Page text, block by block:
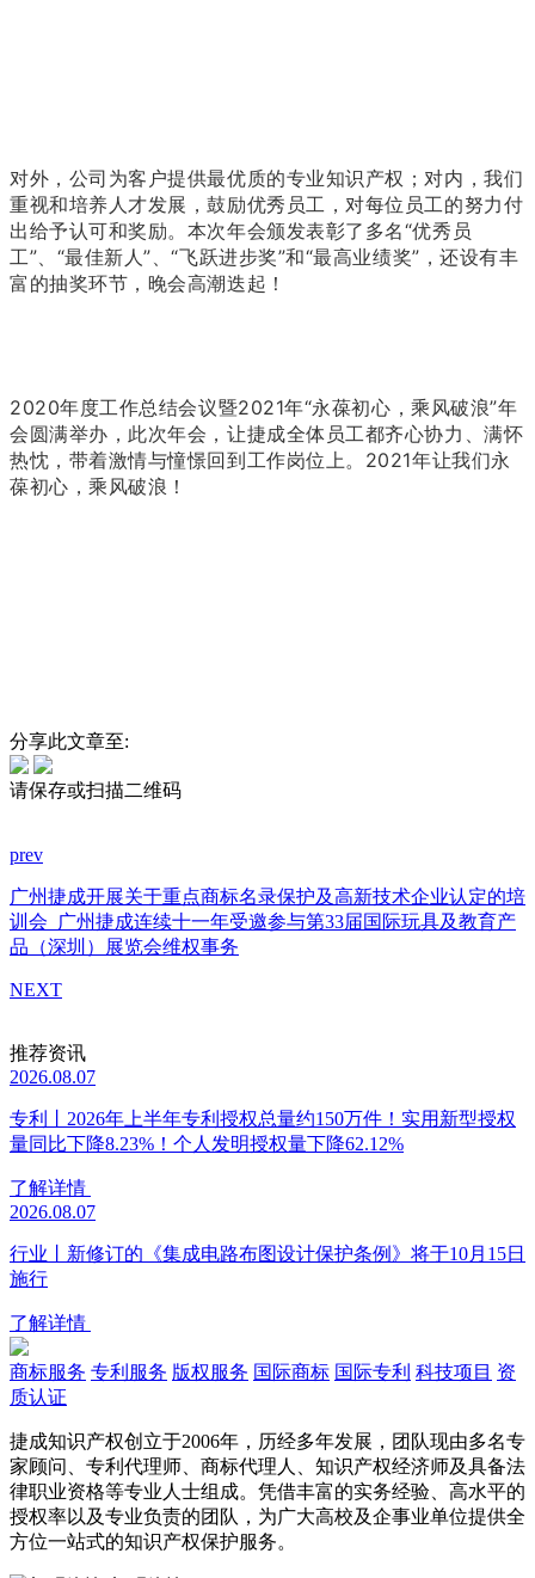
对外，公司为客户提供最优质的专业知识产权；对内，我们
重视和培养人才发展，鼓励优秀员工，对每位员工的努力付
出给予认可和奖励。本次年会颁发表彰了多名“优秀员
工”、“最佳新人”、“飞跃进步奖”和“最高业绩奖”，还设有丰
富的抽奖环节，晚会高潮迭起！
2020年度工作总结会议暨2021年“永葆初心，乘风破浪”年
会圆满举办，此次年会，让捷成全体员工都齐心协力、满怀
热忱，带着激情与憧憬回到工作岗位上。2021年让我们永
葆初心，乘风破浪！
分享此文章至:
请保存或扫描二维码
prev
广州捷成开展关于重点商标名录保护及高新技术企业认定的培
训会
广州捷成连续十一年受邀参与第33届国际玩具及教育产
品（深圳）展览会维权事务
NEXT
推荐资讯
2026.08.07
专利丨2026年上半年专利授权总量约150万件！实用新型授权
量同比下降8.23%！个人发明授权量下降62.12%
了解详情
2026.08.07
行业丨新修订的《集成电路布图设计保护条例》将于10月15日
施行
了解详情
商标服务 专利服务 版权服务 国际商标 国际专利 科技项目 资
质认证
捷成知识产权创立于2006年，历经多年发展，团队现由多名专
家顾问、专利代理师、商标代理人、知识产权经济师及具备法
律职业资格等专业人士组成。凭借丰富的实务经验、高水平的
授权率以及专业负责的团队，为广大高校及企事业单位提供全
方位一站式的知识产权保护服务。